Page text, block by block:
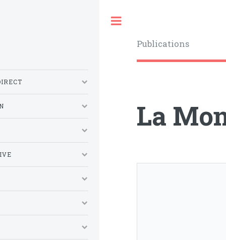
Publications
La